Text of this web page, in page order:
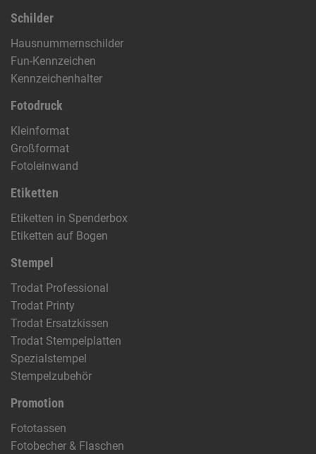
Schilder
Hausnummernschilder
Fun-Kennzeichen
Kennzeichenhalter
Fotodruck
Kleinformat
Großformat
Fotoleinwand
Etiketten
Etiketten in Spenderbox
Etiketten auf Bogen
Stempel
Trodat Professional
Trodat Printy
Trodat Ersatzkissen
Trodat Stempelplatten
Spezialstempel
Stempelzubehör
Promotion
Fototassen
Fotobecher & Flaschen